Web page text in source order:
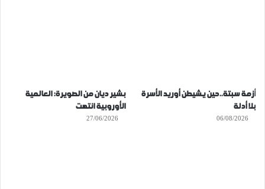
أزمة سبتة..حين يشيطن أوريد الأسرة
بلا أدلة
06/08/2026
بشير ديان من الصويرة: العالمية
الأوروبية انتهت
27/06/2026